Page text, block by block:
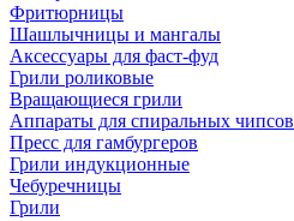
Фритюрницы
Шашлычницы и мангалы
Аксессуары для фаст-фуд
Грили роликовые
Вращающиеся грили
Аппараты для спиральных чипсов
Пресс для гамбургеров
Грили индукционные
Чебуречницы
Грили